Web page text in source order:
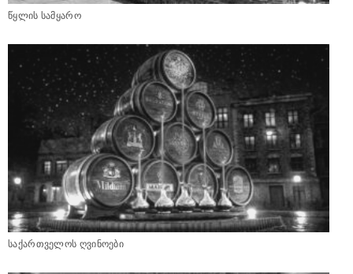
წყლის სამყარო
საქართველოს ღვინოები